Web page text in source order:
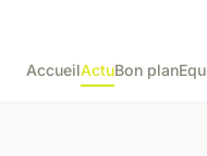
AccueilActuBon plan